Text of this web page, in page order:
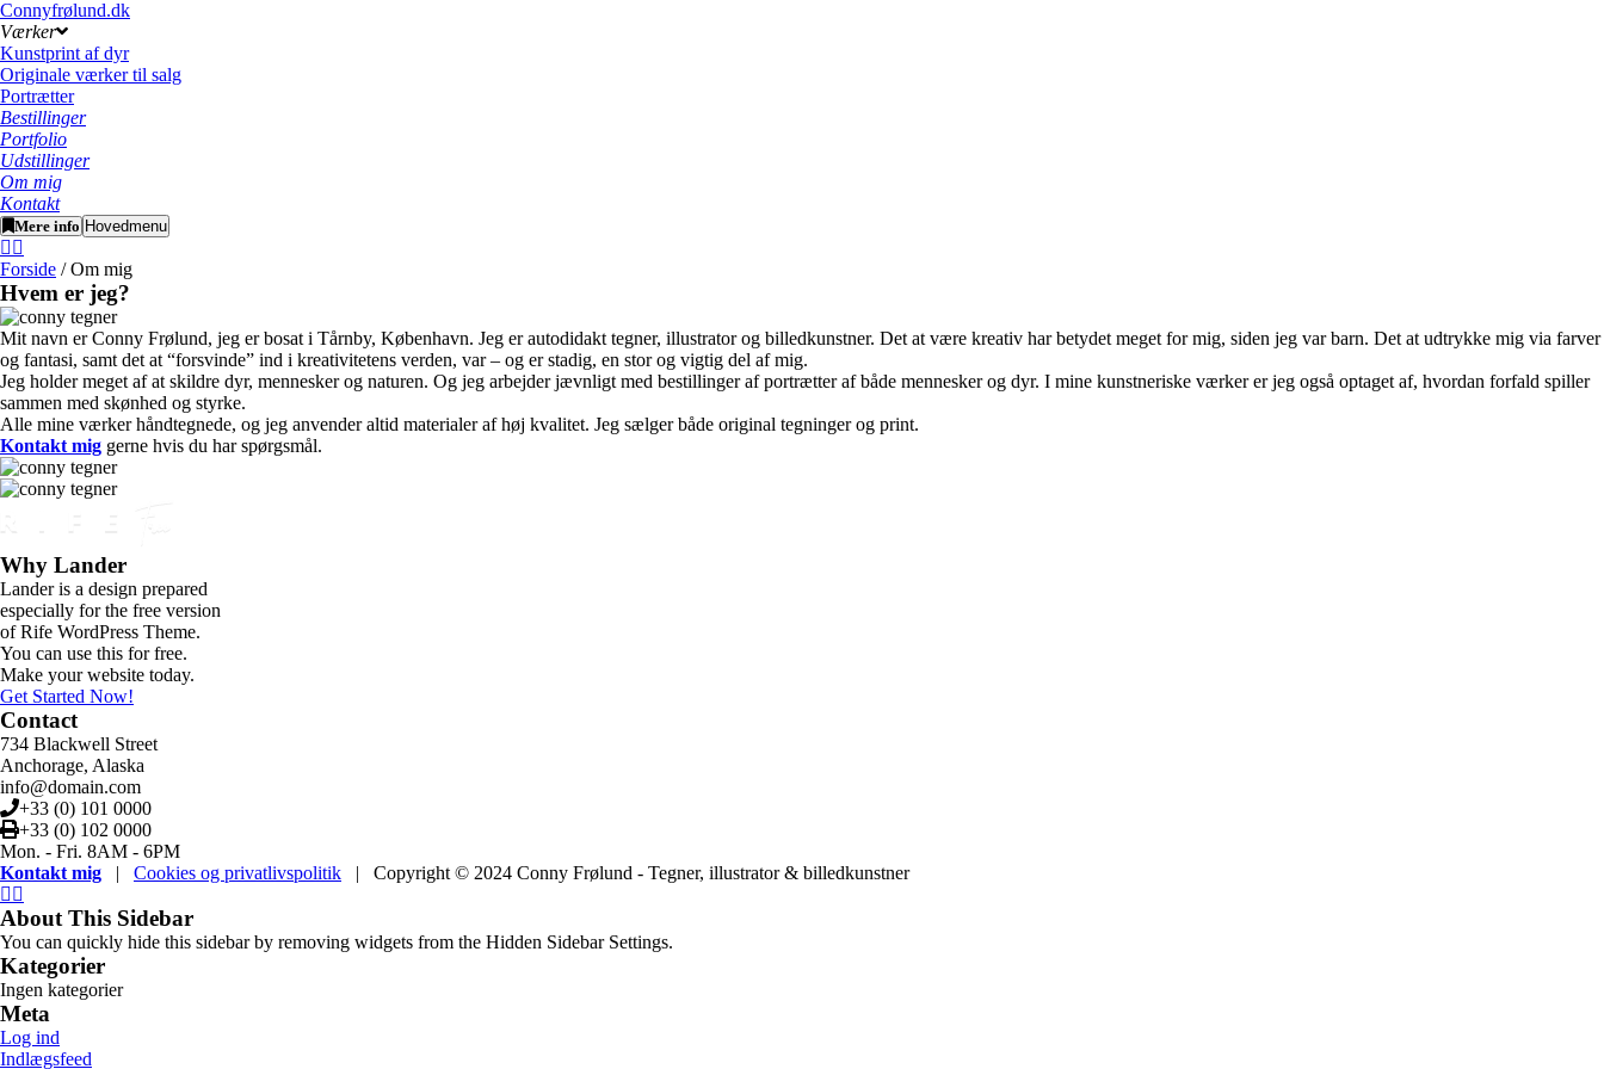
Connyfrølund.dk
Værker
Kunstprint af dyr
Originale værker til salg
Portrætter
Bestillinger
Portfolio
Udstillinger
Om mig
Kontakt
Mere info Hovedmenu
Forside / Om mig
Hvem er jeg?
Mit navn er Conny Frølund, jeg er bosat i Tårnby, København. Jeg er autodidakt tegner, illustrator og billedkunstner. Det at være kreativ har betydet meget for mig, siden jeg var barn. Det at udtrykke mig via farver
og fantasi, samt det at “forsvinde” ind i kreativitetens verden, var – og er stadig, en stor og vigtig del af mig.
Jeg holder meget af at skildre dyr, mennesker og naturen. Og jeg arbejder jævnligt med bestillinger af portrætter af både mennesker og dyr. I mine kunstneriske værker er jeg også optaget af, hvordan forfald spiller
sammen med skønhed og styrke.
Alle mine værker håndtegnede, og jeg anvender altid materialer af høj kvalitet. Jeg sælger både original tegninger og print.
Kontakt mig gerne hvis du har spørgsmål.
Why Lander
Lander is a design prepared
especially for the free version
of Rife WordPress Theme.
You can use this for free.
Make your website today.
Get Started Now!
Contact
734 Blackwell Street
Anchorage, Alaska
info@domain.com
+33 (0) 101 0000
+33 (0) 102 0000
Mon. - Fri. 8AM - 6PM
Kontakt mig | Cookies og privatlivspolitik | Copyright © 2024 Conny Frølund - Tegner, illustrator & billedkunstner
About This Sidebar
You can quickly hide this sidebar by removing widgets from the Hidden Sidebar Settings.
Kategorier
Ingen kategorier
Meta
Log ind
Indlægsfeed